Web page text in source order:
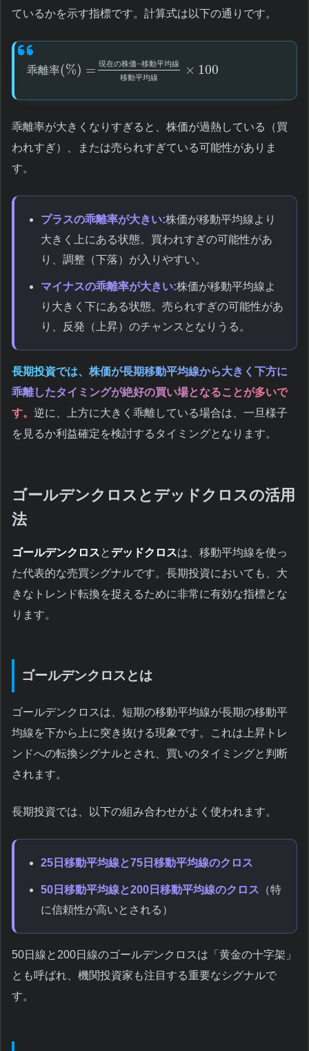
ているかを示す指標です。計算式は以下の通りです。
乖離率(%) = 現在の株価–移動平均線
移動平均線
× 100
乖離率が大きくなりすぎると、株価が過熱している（買
われすぎ）、または売られすぎている可能性がありま
す。
プラスの乖離率が大きい:株価が移動平均線より
大きく上にある状態。買われすぎの可能性があ
り、調整（下落）が入りやすい。
マイナスの乖離率が大きい:株価が移動平均線よ
り大きく下にある状態。売られすぎの可能性があ
り、反発（上昇）のチャンスとなりうる。
長期投資では、株価が長期移動平均線から大きく下方に
乖離したタイミングが絶好の買い場となることが多いで
す。 逆に、上方に大きく乖離している場合は、一旦様子
を見るか利益確定を検討するタイミングとなります。
ゴールデンクロスとデッドクロスの活用
法
ゴールデンクロスと デッドクロスは、移動平均線を使っ
た代表的な売買シグナルです。長期投資においても、大
きなトレンド転換を捉えるために非常に有効な指標とな
ります。
ゴールデンクロスとは
ゴールデンクロスは、短期の移動平均線が長期の移動平
均線を下から上に突き抜ける現象です。これは上昇トレ
ンドへの転換シグナルとされ、買いのタイミングと判断
されます。
長期投資では、以下の組み合わせがよく使われます。
25日移動平均線と75日移動平均線のクロス
50日移動平均線と200日移動平均線のクロス （特
に信頼性が高いとされる）
50日線と200日線のゴールデンクロスは「黄金の十字架」
とも呼ばれ、機関投資家も注目する重要なシグナルで
す。